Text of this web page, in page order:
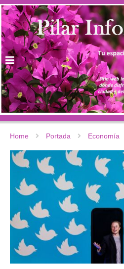
Home Portada Economía